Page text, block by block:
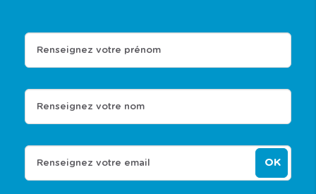
Renseignez votre prénom
Renseignez votre nom
Renseignez votre email OK